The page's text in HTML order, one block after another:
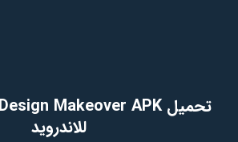
للاندرويد